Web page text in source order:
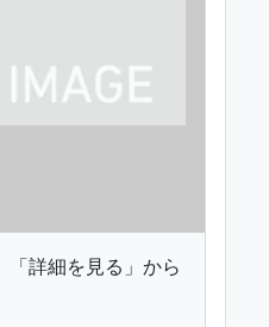
詳細を見る」から